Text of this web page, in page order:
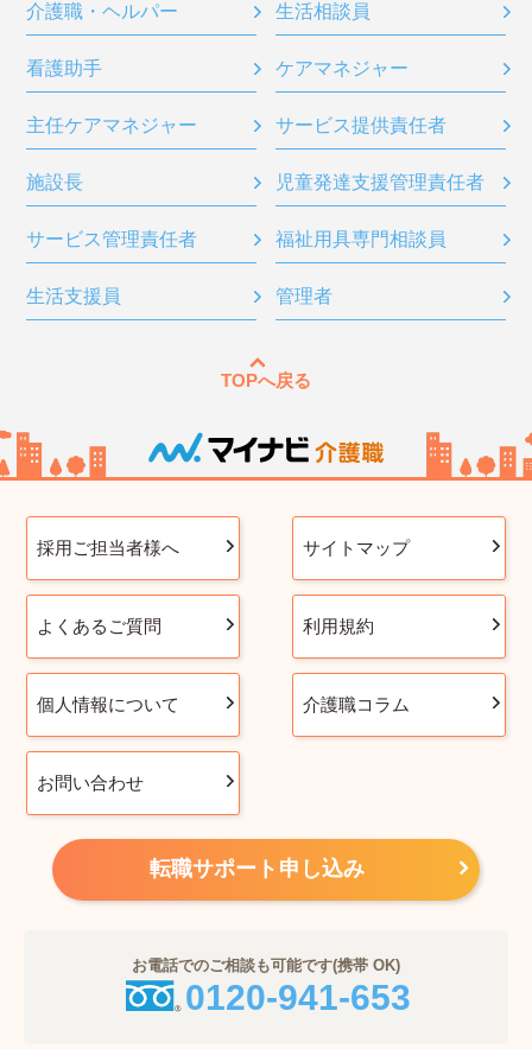
介護職・ヘルパー 生活相談員
看護助手 ケアマネジャー
主任ケアマネジャー サービス提供責任者
施設長 児童発達支援管理責任者
サービス管理責任者 福祉用具専門相談員
生活支援員 管理者
TOPへ戻る
採用ご担当者様へ サイトマップ
よくあるご質問 利用規約
個人情報について 介護職コラム
お問い合わせ
転職サポート申し込み
お電話でのご相談も可能です(携帯 OK)
0120-941-653